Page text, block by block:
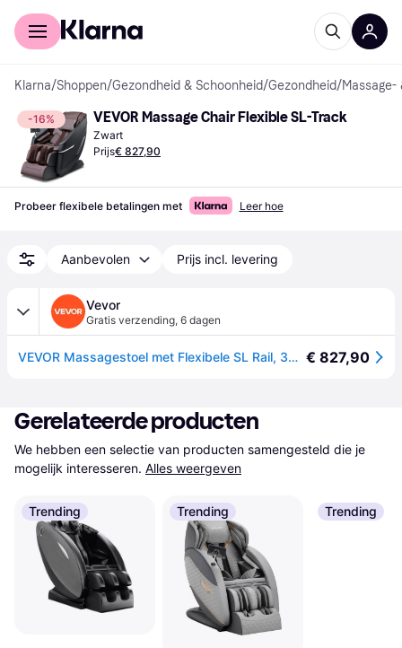
Voor shoppers
Klarna/Shoppen/Gezondheid & Schoonheid/Gezondheid/
-16% VEVOR Massage Chair Flexible SL-Track
Zwart
Prijs€ 827,90
Probeer flexibele betalingen met Leer hoe
Aanbevolen Prijs incl. levering
Vevor
Gratis verzending, 6 dagen
VEVOR Massagestoel met Flexibele SL Rail, 3D Full Body Shiatsu Massager, Zero Gravity, 10 tot 18 Automatische Standen, Verwarming, Bluetooth Speaker, Luchtkussen en Touchscreen 150 kg € 827,90
Gerelateerde producten
We hebben een selectie van producten samengesteld die je
mogelijk interesseren. Alles weergeven
Trending Trending Trending